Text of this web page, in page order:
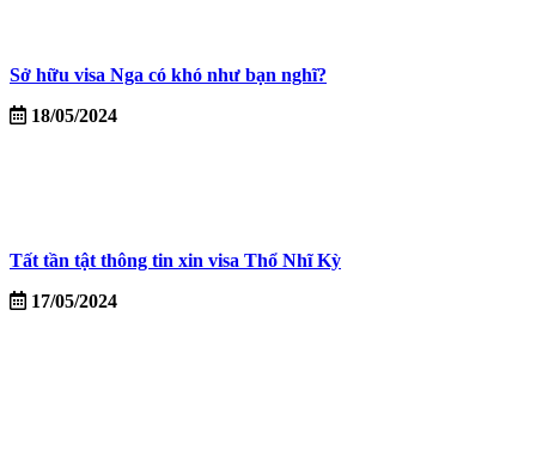
Sở hữu visa Nga có khó như bạn nghĩ?
18/05/2024
Tất tần tật thông tin xin visa Thổ Nhĩ Kỳ
17/05/2024